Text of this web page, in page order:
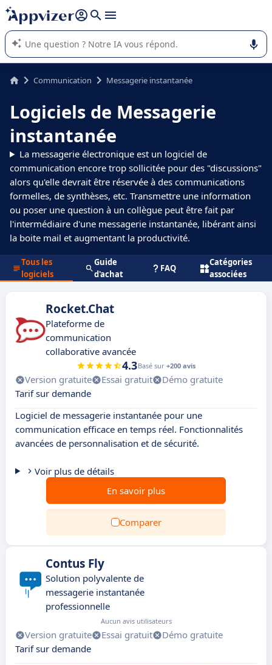
répondre (plusieurs lignes avec
L'IA de Appvizer vous guide dans l'utilisation ou la sélection de
logiciel SaaS en entreprise.
Communication Messagerie instantanée
Logiciels de Messagerie
instantanée
La messagerie électronique est un logiciel de
communication encore trop sollicitée pour des "discussions"
alors qu'elle devrait être réservée à des communications
formelles, de synthèses, etc. Transmettre une information
ou poser une question à un collègue peut être fait par
l'intermédiaire d'une messagerie instantanée, libérant ainsi
la boite mail et augmentant la productivité.
Tous les
logiciels
Guide
d'achat
FAQ
Catégories
associées
Rocket.Chat
Plateforme de
communication
collaborative avancée
4.3Basé sur +200 avis
Version gratuite Essai gratuit
Démo gratuite
Tarif sur demande
Logiciel de messagerie instantanée pour une
communication efficace en temps réel. Fonctionnalités
avancées de personnalisation et de sécurité.
Voir plus de détails
En savoir plus
Comparer
Contus Fly
Solution polyvalente de
messagerie instantanée
professionnelle
Aucun avis utilisateurs
Version gratuite Essai gratuit
Démo gratuite
Tarif sur demande